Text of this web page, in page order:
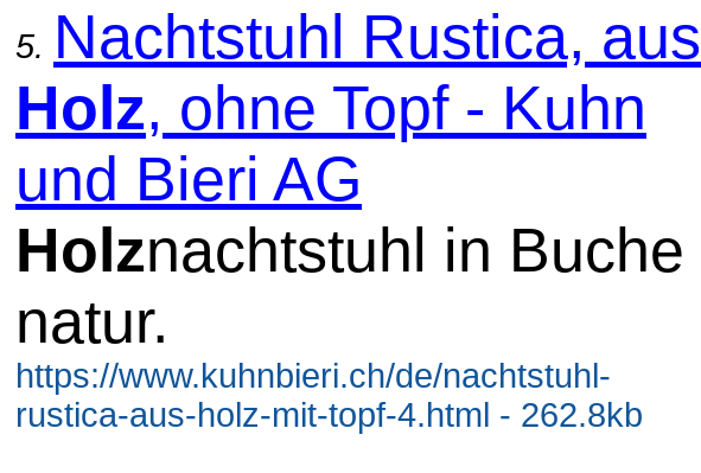
5. Nachtstuhl Rustica, aus
Holz, ohne Topf - Kuhn
und Bieri AG
Holznachtstuhl in Buche
natur.
https://www.kuhnbieri.ch/de/nachtstuhl-
rustica-aus-holz-mit-topf-4.html - 262.8kb